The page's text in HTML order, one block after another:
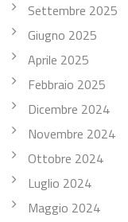
Settembre 2025
Giugno 2025
Aprile 2025
Febbraio 2025
Dicembre 2024
Novembre 2024
Ottobre 2024
Luglio 2024
Maggio 2024